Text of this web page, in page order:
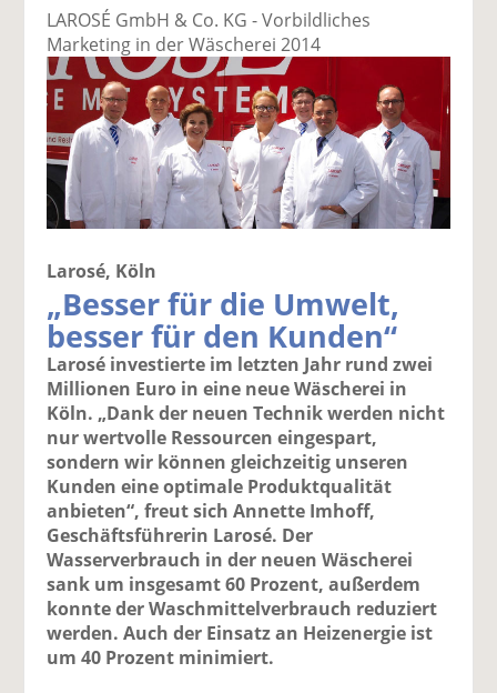
LAROSÉ GmbH & Co. KG - Vorbildliches
Marketing in der Wäscherei 2014
Larosé, Köln
„Besser für die Umwelt,
besser für den Kunden“
Larosé investierte im letzten Jahr rund zwei
Millionen Euro in eine neue Wäscherei in
Köln. „Dank der neuen Technik werden nicht
nur wertvolle Ressourcen eingespart,
sondern wir können gleichzeitig unseren
Kunden eine optimale Produktqualität
anbieten“, freut sich Annette Imhoff,
Geschäftsführerin Larosé. Der
Wasserverbrauch in der neuen Wäscherei
sank um insgesamt 60 Prozent, außerdem
konnte der Waschmittelverbrauch reduziert
werden. Auch der Einsatz an Heizenergie ist
um 40 Prozent minimiert.